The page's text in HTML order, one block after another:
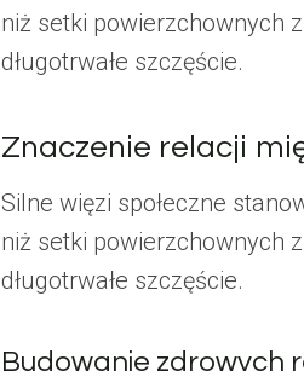
niż setki powierzchownych
długotrwałe szczęście.
Znaczenie relacji
Silne więzi społeczne
niż setki powierzchownych
długotrwałe szczęście.
Budowanie zdrowych